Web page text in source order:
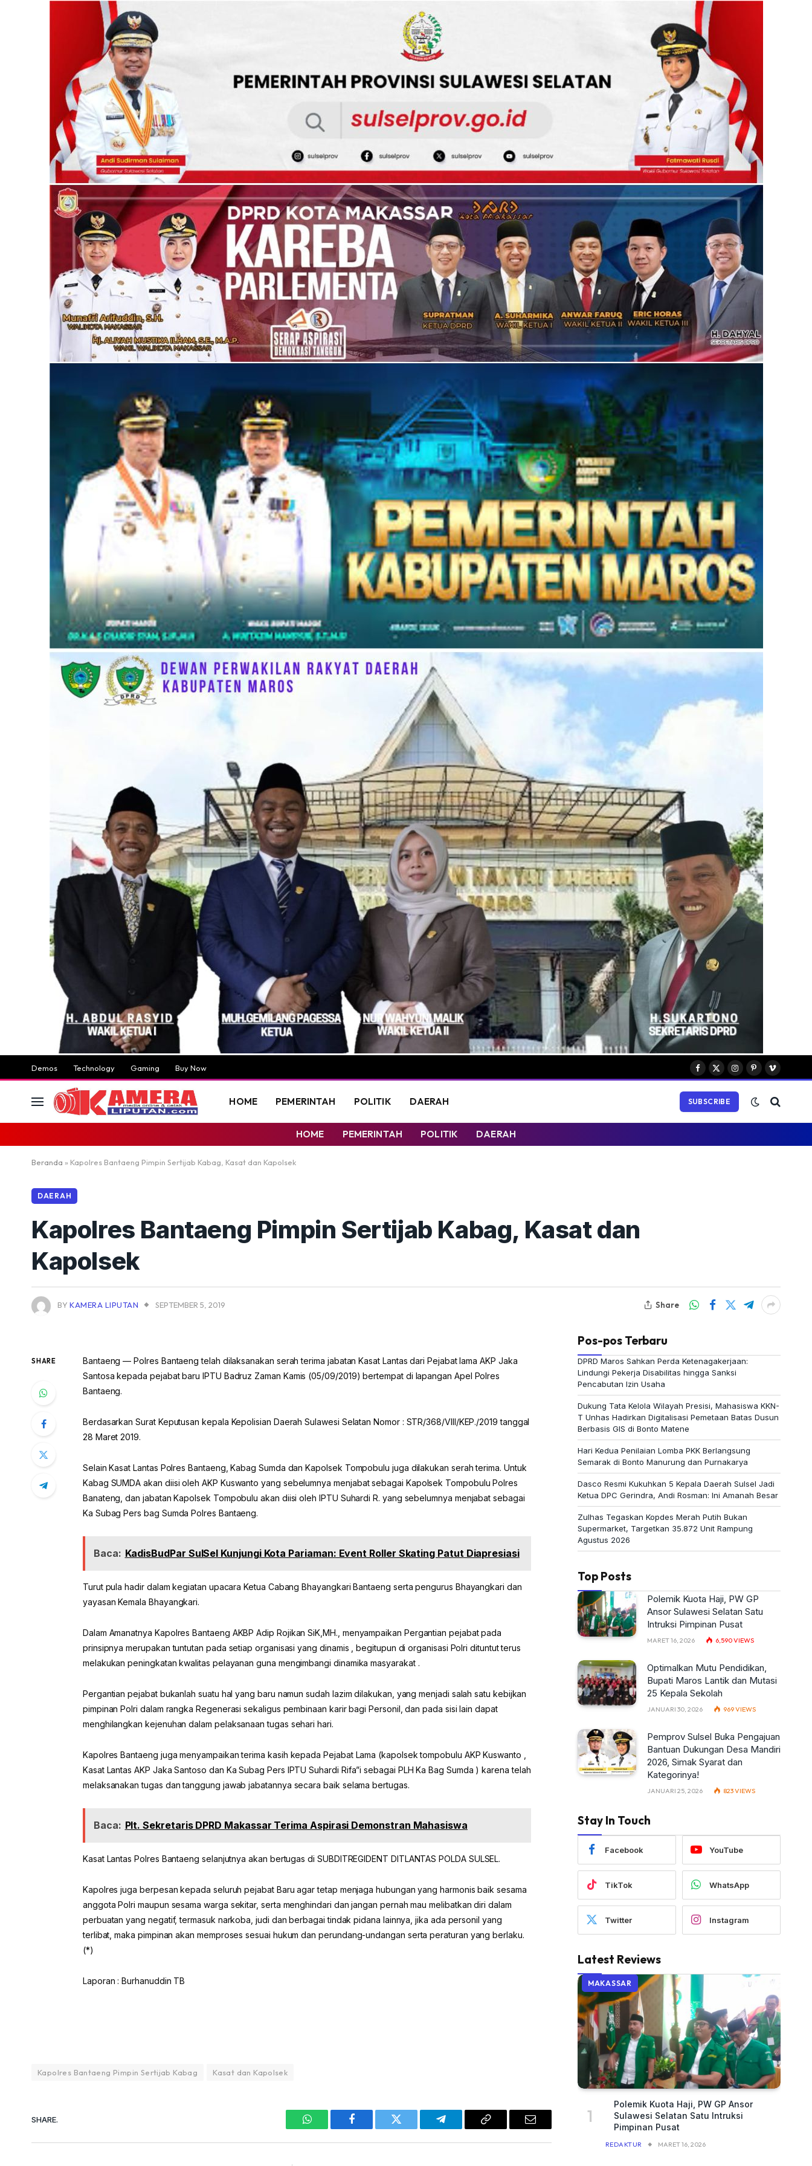
Demos Technology Gaming Buy Now
Facebook
X
Instagram
PinterestVimeo
HOME PEMERINTAH POLITIK DAERAH SUBSCRIBE
HOME PEMERINTAH POLITIK DAERAH
Beranda » Kapolres Bantaeng Pimpin Sertijab Kabag, Kasat dan Kapolsek
DAERAH
Kapolres Bantaeng Pimpin Sertijab Kabag, Kasat dan
Kapolsek
BY KAMERA LIPUTAN SEPTEMBER 5, 2019 Share
SHARE
Bantaeng — Polres Bantaeng telah dilaksanakan serah terima jabatan Kasat Lantas dari Pejabat lama AKP Jaka
Santosa kepada pejabat baru IPTU Badruz Zaman Kamis (05/09/2019) bertempat di lapangan Apel Polres
Bantaeng.
Berdasarkan Surat Keputusan kepala Kepolisian Daerah Sulawesi Selatan Nomor : STR/368/VIII/KEP./2019 tanggal
28 Maret 2019.
Selain Kasat Lantas Polres Bantaeng, Kabag Sumda dan Kapolsek Tompobulu juga dilakukan serah terima. Untuk
Kabag SUMDA akan diisi oleh AKP Kuswanto yang sebelumnya menjabat sebagai Kapolsek Tompobulu Polres
Banateng, dan jabatan Kapolsek Tompobulu akan diisi oleh IPTU Suhardi R. yang sebelumnya menjabat sebagai
Ka Subag Pers bag Sumda Polres Bantaeng.
Baca: KadisBudPar SulSel Kunjungi Kota Pariaman: Event Roller Skating Patut Diapresiasi
Turut pula hadir dalam kegiatan upacara Ketua Cabang Bhayangkari Bantaeng serta pengurus Bhayangkari dan
yayasan Kemala Bhayangkari.
Dalam Amanatnya Kapolres Bantaeng AKBP Adip Rojikan SiK,MH., menyampaikan Pergantian pejabat pada
prinsipnya merupakan tuntutan pada setiap organisasi yang dinamis , begitupun di organisasi Polri dituntut terus
melakukan peningkatan kwalitas pelayanan guna mengimbangi dinamika masyarakat .
Pergantian pejabat bukanlah suatu hal yang baru namun sudah lazim dilakukan, yang menjadi salah satu kebijkan
pimpinan Polri dalam rangka Regenerasi sekaligus pembinaan karir bagi Personil, dan pada sisi lain dapat
menghilangkan kejenuhan dalam pelaksanaan tugas sehari hari.
Kapolres Bantaeng juga menyampaikan terima kasih kepada Pejabat Lama (kapolsek tompobulu AKP Kuswanto ,
Kasat Lantas AKP Jaka Santoso dan Ka Subag Pers IPTU Suhardi Rifa”i sebagai PLH Ka Bag Sumda ) karena telah
melaksanakan tugas dan tanggung jawab jabatannya secara baik selama bertugas.
Baca: Plt. Sekretaris DPRD Makassar Terima Aspirasi Demonstran Mahasiswa
Kasat Lantas Polres Bantaeng selanjutnya akan bertugas di SUBDITREGIDENT DITLANTAS POLDA SULSEL.
Kapolres juga berpesan kepada seluruh pejabat Baru agar tetap menjaga hubungan yang harmonis baik sesama
anggota Polri maupun sesama warga sekitar, serta menghindari dan jangan pernah mau melibatkan diri dalam
perbuatan yang negatif, termasuk narkoba, judi dan berbagai tindak pidana lainnya, jika ada personil yang
terlibat, maka pimpinan akan memproses sesuai hukum dan perundang-undangan serta peraturan yang berlaku.
(*)
Laporan : Burhanuddin TB
Kapolres Bantaeng Pimpin Sertijab Kabag Kasat dan Kapolsek
SHARE.
WhatsAppFacebook Twitter Telegram Copy
Email
Pos-pos Terbaru
DPRD Maros Sahkan Perda Ketenagakerjaan:
Lindungi Pekerja Disabilitas hingga Sanksi
Pencabutan Izin Usaha
Dukung Tata Kelola Wilayah Presisi, Mahasiswa KKN-
T Unhas Hadirkan Digitalisasi Pemetaan Batas Dusun
Berbasis GIS di Bonto Matene
Hari Kedua Penilaian Lomba PKK Berlangsung
Semarak di Bonto Manurung dan Purnakarya
Dasco Resmi Kukuhkan 5 Kepala Daerah Sulsel Jadi
Ketua DPC Gerindra, Andi Rosman: Ini Amanah Besar
Zulhas Tegaskan Kopdes Merah Putih Bukan
Supermarket, Targetkan 35.872 Unit Rampung
Agustus 2026
Top Posts
Polemik Kuota Haji, PW GP
Ansor Sulawesi Selatan Satu
Intruksi Pimpinan Pusat
MARET 16, 2026 6,590VIEWS
Optimalkan Mutu Pendidikan,
Bupati Maros Lantik dan Mutasi
25 Kepala Sekolah
JANUARI 30, 2026 969VIEWS
Pemprov Sulsel Buka Pengajuan
Bantuan Dukungan Desa Mandiri
2026, Simak Syarat dan
Kategorinya!
JANUARI 25, 2026 823VIEWS
Stay In Touch
Facebook YouTube
TikTok WhatsApp
Twitter Instagram
Latest Reviews
MAKASSAR
Polemik Kuota Haji, PW GP Ansor
Sulawesi Selatan Satu Intruksi
Pimpinan Pusat
REDAKTUR MARET 16, 2026